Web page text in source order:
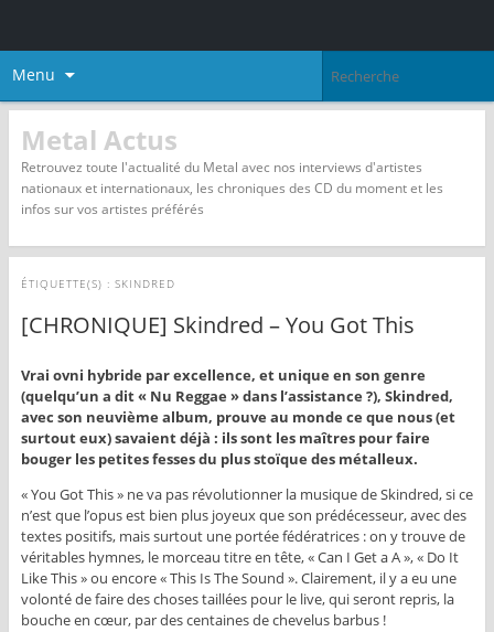
Menu
Metal Actus
Retrouvez toute l'actualité du Metal avec nos interviews d'artistes
nationaux et internationaux, les chroniques des CD du moment et les
infos sur vos artistes préférés
ÉTIQUETTE(S) : SKINDRED
[CHRONIQUE] Skindred – You Got This
Vrai ovni hybride par excellence, et unique en son genre
(quelqu’un a dit « Nu Reggae » dans l’assistance ?), Skindred,
avec son neuvième album, prouve au monde ce que nous (et
surtout eux) savaient déjà : ils sont les maîtres pour faire
bouger les petites fesses du plus stoïque des métalleux.
« You Got This » ne va pas révolutionner la musique de Skindred, si ce
n’est que l’opus est bien plus joyeux que son prédécesseur, avec des
textes positifs, mais surtout une portée fédératrices : on y trouve de
véritables hymnes, le morceau titre en tête, « Can I Get a A », « Do It
Like This » ou encore « This Is The Sound ». Clairement, il y a eu une
volonté de faire des choses taillées pour le live, qui seront repris, la
bouche en cœur, par des centaines de chevelus barbus !